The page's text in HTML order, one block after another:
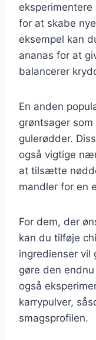
for at skabe
eksempel kan
ananas for at
balancerer
En anden
grøntsager
gulerødder.
også vigtige
at tilsætte
mandler for en
For dem, der
kan du tilføje
ingredienser vil
gøre den
også
karrypulver,
smagsprofilen.